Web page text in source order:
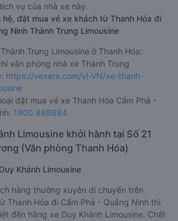
vụ của nhà xe này.
hệ, đặt mua vé xe khách từ Thanh Hóa đi
Ninh Thành Trung Limousine
Trung Limousine ở Thanh Hóa:
văn phòng nhà xe Thành Trung
https://vexere.com/vi-VN/xe-thanh-
đặt mua vé xe Thanh Hóa Cẩm Phả -
1900 888684
Limousine khởi hành tại Số 21
(Văn phòng Thanh Hóa)
Khánh Limousine
hàng thường xuyên di chuyển trên
Thanh Hóa đi Cẩm Phả - Quảng Ninh thì
đến hãng xe Duy Khánh Limousine. Chất